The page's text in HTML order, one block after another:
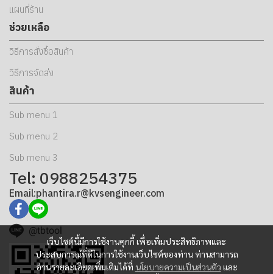
เว็บไซต์นี้มีการใช้งานคุกกี้ เพื่อเพิ่มประสิทธิภาพและ
ประสบการณ์ที่ดีในการใช้งานเว็บไซต์ของท่าน ท่านสามารถ
อ่านรายละเอียดเพิ่มเติมได้ที่ นโยบายความเป็นส่วนตัว และ
แผนที่ร้าน
ช่วยเหลือ
วิธีการสั่งซื้อสินค้า
วิธีการจัดส่ง
สินค้า
Sub menu 1
Sub menu 2
Sub menu 3
Tel: 0988254375
Email:phantira.r@kvsengineer.com
@tbtool